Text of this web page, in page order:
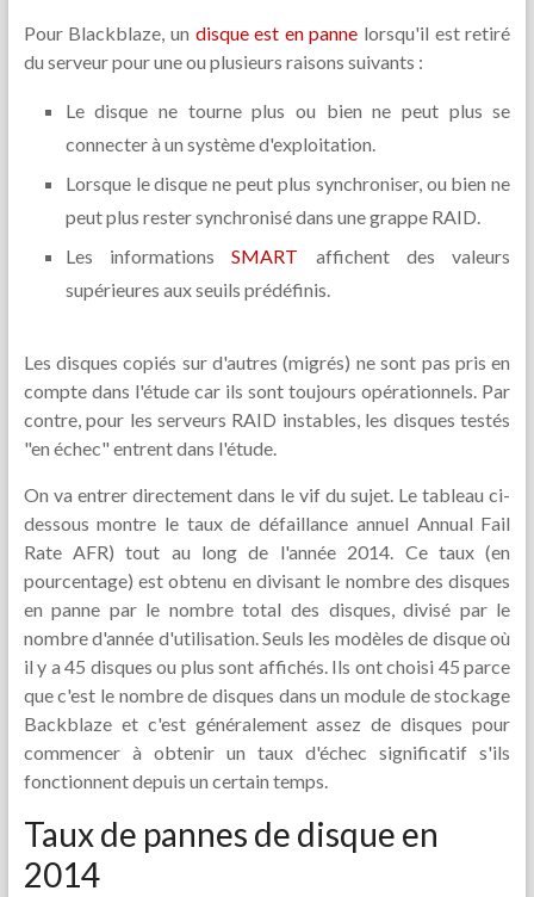
Pour Blackblaze, un disque est en panne lorsqu'il est retiré
du serveur pour une ou plusieurs raisons suivants :
Le disque ne tourne plus ou bien ne peut plus se
connecter à un système d'exploitation.
Lorsque le disque ne peut plus synchroniser, ou bien ne
peut plus rester synchronisé dans une grappe RAID.
Les informationsSMART affichent des valeurs
supérieures aux seuils prédéfinis.
Les disques copiés sur d'autres (migrés) ne sont pas pris en
compte dans l'étude car ils sont toujours opérationnels. Par
contre, pour les serveurs RAID instables, les disques testés
"en échec" entrent dans l'étude.
On va entrer directement dans le vif du sujet. Le tableau ci-
dessous montre le taux de défaillance annuel Annual Fail
Rate AFR) tout au long de l'année 2014. Ce taux (en
pourcentage) est obtenu en divisant le nombre des disques
en panne par le nombre total des disques, divisé par le
nombre d'année d'utilisation. Seuls les modèles de disque où
il y a 45 disques ou plus sont affichés. Ils ont choisi 45 parce
que c'est le nombre de disques dans un module de stockage
Backblaze et c'est généralement assez de disques pour
commencer à obtenir un taux d'échec significatif s'ils
fonctionnent depuis un certain temps.
Taux de pannes de disque en
2014